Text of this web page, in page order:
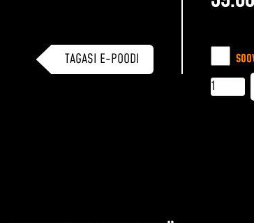
TAGASI E-POODI
SALAJUTUD GIN kogus